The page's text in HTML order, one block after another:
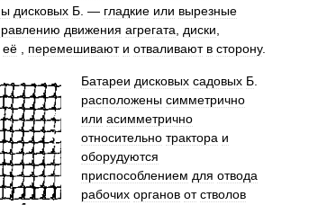
дисковых Б . — гладкие или вырезные
движения агрегата диски
её перемешивают и отваливают в сторону.
Батареи дисковых садовых Б
расположены симметрично
или асимметрично
относительно трактора и
оборудуются
приспособлением для отвода
рабочих органов от стволов